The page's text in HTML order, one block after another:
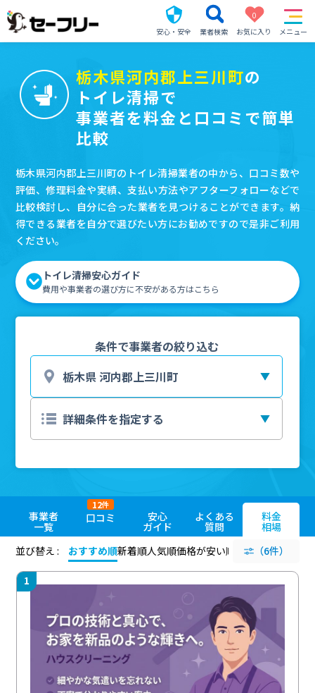
安心・安全 業者検索
0
お気に入り
メニュー
栃木県河内郡上三川町の
トイレ清掃で
事業者を料金と口コミで簡単
比較
栃木県河内郡上三川町のトイレ清掃業者の中から、口コミ数や
評価、修理料金や実績、支払い方法やアフターフォローなどで
比較検討し、自分に合った業者を見つけることができます。納
得できる業者を自分で選びたい方にお勧めですので是非ご利用
ください。
トイレ清掃安心ガイド
費用や事業者の選び方に不安がある方はこちら
条件で事業者の絞り込む
事業者
一覧
口コミ
12件
安心
ガイド
よくある
質問
料金
相場
並び替え :
おすすめ順新着順人気順価格が安い順 評価が高い順
（6件）
1